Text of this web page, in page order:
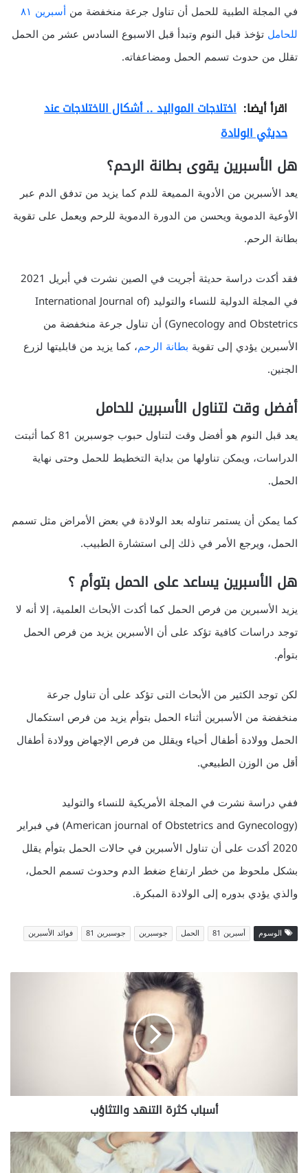
في المجلة الطبية للحمل أن تناول جرعة منخفضة من
أسبرين ٨١
للحامل تؤخذ قبل النوم وتبدأ قبل الاسبوع السادس عشر من الحمل
تقلل من حدوث تسمم الحمل ومضاعفاته.
اقرأ أيضا: اختلاجات المواليد .. أشكال الاختلاجات عند
حديثي الولادة
هل الأسبرين يقوى بطانة الرحم؟
يعد الأسبرين من الأدوية المميعة للدم كما يزيد من تدفق الدم عبر
الأوعية الدموية ويحسن من الدورة الدموية للرحم ويعمل على تقوية
بطانة الرحم.
فقد أكدت دراسة حديثة أجريت في الصين نشرت في أبريل 2021
في المجلة الدولية للنساء والتوليد (International Journal of
Gynecology and Obstetrics) أن تناول جرعة منخفضة من
الأسبرين يؤدي إلى تقوية بطانة الرحم، كما يزيد من قابليتها لزرع
الجنين.
أفضل وقت لتناول الأسبرين للحامل
يعد قبل النوم هو أفضل وقت لتناول حبوب جوسبرين 81 كما أثبتت
الدراسات، ويمكن تناولها من بداية التخطيط للحمل وحتى نهاية
الحمل.
كما يمكن أن يستمر تناوله بعد الولادة في بعض الأمراض مثل تسمم
الحمل، ويرجع الأمر في ذلك إلى استشارة الطبيب.
هل الأسبرين يساعد على الحمل بتوأم ؟
يزيد الأسبرين من فرص الحمل كما أكدت الأبحاث العلمية، إلا أنه لا
توجد دراسات كافية تؤكد على أن الأسبرين يزيد من فرص الحمل
بتوأم.
لكن توجد الكثير من الأبحاث التى تؤكد على أن تناول جرعة
منخفضة من الأسبرين أثناء الحمل بتوأم يزيد من فرص استكمال
الحمل وولادة أطفال أحياء ويقلل من فرص الإجهاض وولادة أطفال
أقل من الوزن الطبيعي.
ففي دراسة نشرت في المجلة الأمريكية للنساء والتوليد
(American journal of Obstetrics and Gynecology) في فبراير
2020 أكدت على أن تناول الأسبرين في حالات الحمل بتوأم يقلل
بشكل ملحوظ من خطر ارتفاع ضغط الدم وحدوث تسمم الحمل،
والذي يؤدي بدوره إلى الولادة المبكرة.
الوسوم أسبرين 81 الحمل جوسبرين جوسبرين 81 فوائد الأسبرين
أسباب كثرة التنهد والتثاؤب
فوائد
النوم
المبكر